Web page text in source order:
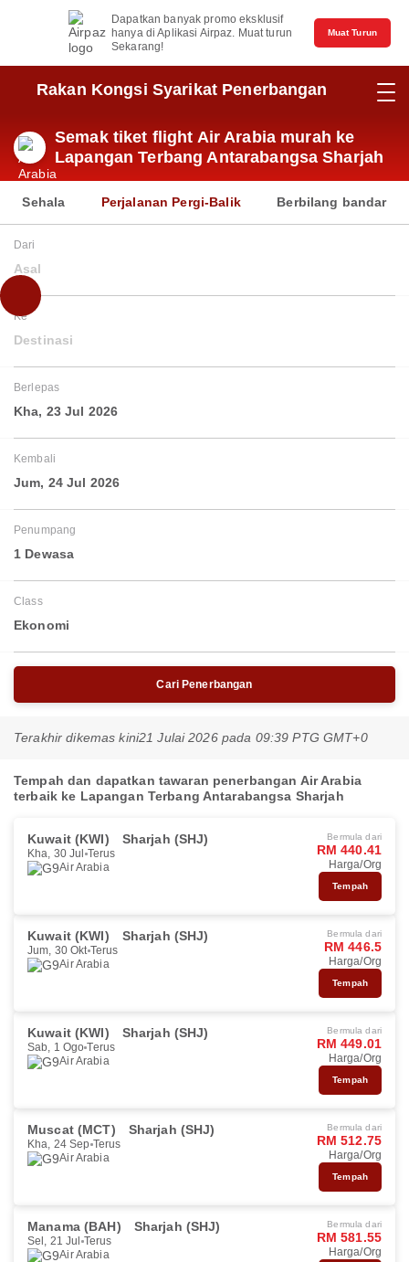
Dapatkan banyak promo eksklusif
hanya di Aplikasi Airpaz. Muat turun
Sekarang!
Muat Turun
Rakan Kongsi Syarikat Penerbangan
Semak tiket flight Air Arabia murah ke
Lapangan Terbang Antarabangsa Sharjah
Sehala Perjalanan Pergi-Balik Berbilang bandar
Dari
Asal
Ke
Destinasi
Berlepas
Kha, 23 Jul 2026
Kembali
Jum, 24 Jul 2026
Penumpang
1 Dewasa
Class
Ekonomi
Cari Penerbangan
Terakhir dikemas kini21 Julai 2026 pada 09:39 PTG GMT+0
Tempah dan dapatkan tawaran penerbangan Air Arabia
terbaik ke Lapangan Terbang Antarabangsa Sharjah
Kuwait (KWI) Sharjah (SHJ)
Kha, 30 Jul Terus
Air Arabia
Bermula dari
RM 440.41
Harga/Org
Tempah
Kuwait (KWI) Sharjah (SHJ)
Jum, 30 Okt Terus
Air Arabia
Bermula dari
RM 446.5
Harga/Org
Tempah
Kuwait (KWI) Sharjah (SHJ)
Sab, 1 Ogo Terus
Air Arabia
Bermula dari
RM 449.01
Harga/Org
Tempah
Muscat (MCT) Sharjah (SHJ)
Kha, 24 Sep Terus
Air Arabia
Bermula dari
RM 512.75
Harga/Org
Tempah
Manama (BAH) Sharjah (SHJ)
Sel, 21 Jul Terus
Air Arabia
Bermula dari
RM 581.55
Harga/Org